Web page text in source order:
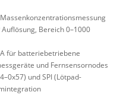
Bereich 0–1000
für batteriebetriebene
und Fernsensornodes
und SPI (Lötpad-